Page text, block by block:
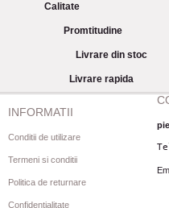
Calitate
Promtitudine
Livrare din stoc
Livrare rapida
INFORMATII
Conditii de utilizare
Termeni si conditii
Politica de returnare
Confidentialitate